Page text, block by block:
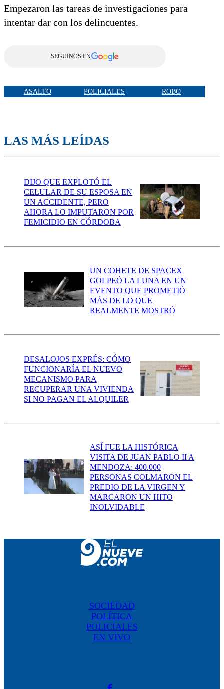
Empezaron las tareas de investigaciones para
intentar dar con los delincuentes.
SEGUINOS EN
ASALTO POLICIALES ROBO
LAS MÁS LEÍDAS
DIJO QUE EXPLOTÓ EL
CELULAR DE SU ESPOSA EN
UN ACCIDENTE, PERO
AHORA LO IMPUTARON POR
FEMICIDIO EN CÓRDOBA
UN COHETE DE SPACEX
GOLPEÓ LA LUNA EN UN
EVENTO QUE PROMETIÓ
MÁS DE LO QUE
REALMENTE MOSTRÓ
DESALOJOS EXPRÉS: CÓMO
FUNCIONARÍA EL NUEVO
MECANISMO PARA
RECUPERAR UNA VIVIENDA
SI NO PAGAN EL ALQUILER
ASÍ FUE LA HISTÓRICA
VISITA DE JUAN PABLO II A
MENDOZA: 400.000
PERSONAS COLMARON EL
PREDIO DE LA VIRGEN Y
MARCARON UN HITO
INOLVIDABLE
SOCIEDAD
POLÍTICA
POLICIALES
EN VIVO